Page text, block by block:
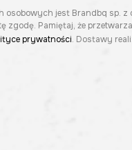
jest Brandbq sp. z
zgodę. Pamiętaj, że
prywatności. Dostawy